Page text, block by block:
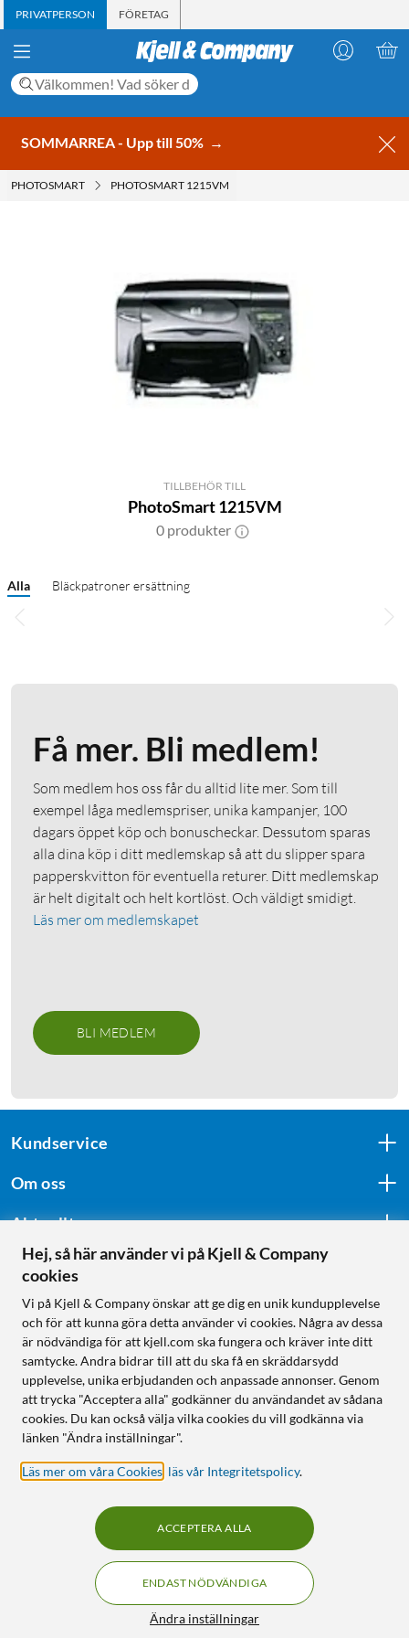
PRIVATPERSON FÖRETAG
SOMMARREA - Upp till 50% →
PHOTOSMART PHOTOSMART 1215VM
TILLBEHÖR TILL
PhotoSmart 1215VM
0 produkter
Alla Bläckpatroner ersättning
Få mer. Bli medlem!
Som medlem hos oss får du alltid lite mer. Som till
exempel låga medlemspriser, unika kampanjer, 100
dagars öppet köp och bonuscheckar. Dessutom sparas
alla dina köp i ditt medlemskap så att du slipper spara
papperskvitton för eventuella returer. Ditt medlemskap
är helt digitalt och helt kortlöst. Och väldigt smidigt.
Läs mer om medlemskapet
BLI MEDLEM
Kundservice
Om oss
Aktuellt
Följ oss
Handla från:
Sverige
Norge
KUNSKAP OCH TILLBEHÖR TILL
HEMELEKTRONIK
Hej, så här använder vi på Kjell & Company
cookies
Vi på Kjell & Company önskar att ge dig en unik kundupplevelse
och för att kunna göra detta använder vi cookies. Några av dessa
är nödvändiga för att kjell.com ska fungera och kräver inte ditt
samtycke. Andra bidrar till att du ska få en skräddarsydd
upplevelse, unika erbjudanden och anpassade annonser. Genom
att trycka "Acceptera alla" godkänner du användandet av sådana
cookies. Du kan också välja vilka cookies du vill godkänna via
länken "Ändra inställningar".
Läs mer om våra Cookies läs vår Integritetspolicy.
Ändra inställningar
ENDAST NÖDVÄNDIGA
ACCEPTERA ALLA